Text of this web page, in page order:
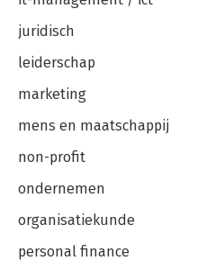
juridisch
leiderschap
marketing
mens en maatschappij
non-profit
ondernemen
organisatiekunde
personal finance